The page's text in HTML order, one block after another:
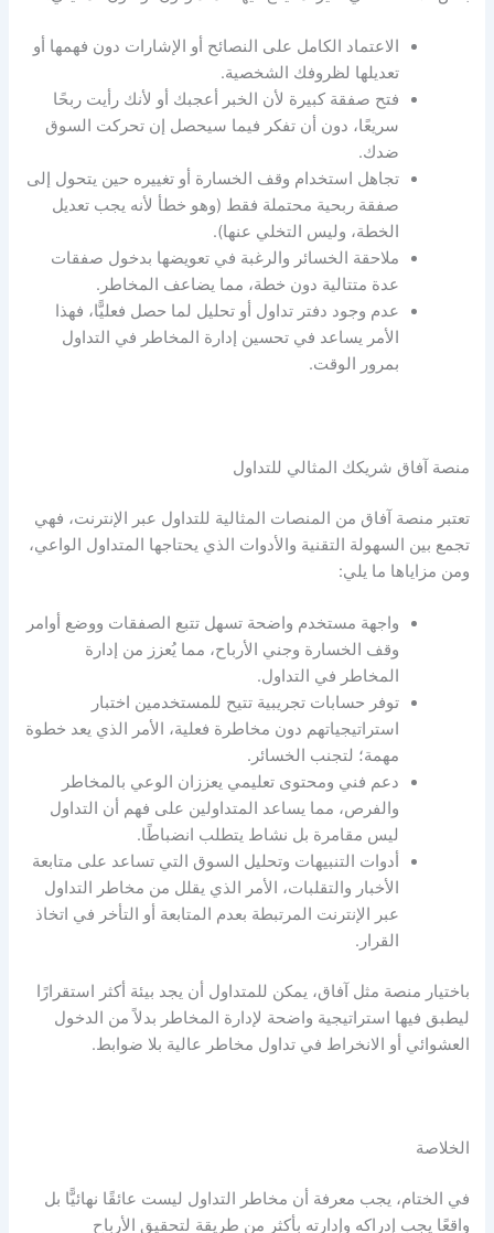
الاعتماد الكامل على النصائح أو الإشارات دون فهمها أو
تعديلها لظروفك الشخصية.
فتح صفقة كبيرة لأن الخبر أعجبك أو لأنك رأيت ربحًا
سريعًا، دون أن تفكر فيما سيحصل إن تحركت السوق
ضدك.
تجاهل استخدام وقف الخسارة أو تغييره حين يتحول إلى
صفقة ربحية محتملة فقط (وهو خطأ لأنه يجب تعديل
الخطة، وليس التخلي عنها).
ملاحقة الخسائر والرغبة في تعويضها بدخول صفقات
عدة متتالية دون خطة، مما يضاعف المخاطر.
عدم وجود دفتر تداول أو تحليل لما حصل فعليًّا، فهذا
الأمر يساعد في تحسين إدارة المخاطر في التداول
بمرور الوقت.
منصة آفاق شريكك المثالي للتداول
تعتبر منصة آفاق من المنصات المثالية للتداول عبر الإنترنت، فهي
تجمع بين السهولة التقنية والأدوات الذي يحتاجها المتداول الواعي،
ومن مزاياها ما يلي:
واجهة مستخدم واضحة تسهل تتبع الصفقات ووضع أوامر
وقف الخسارة وجني الأرباح، مما يُعزز من إدارة
المخاطر في التداول .
توفر حسابات تجريبية تتيح للمستخدمين اختبار
استراتيجياتهم دون مخاطرة فعلية، الأمر الذي يعد خطوة
مهمة؛ لتجنب الخسائر.
دعم فني ومحتوى تعليمي يعززان الوعي بالمخاطر
والفرص، مما يساعد المتداولين على فهم أن التداول
ليس مقامرة بل نشاط يتطلب انضباطًا.
أدوات التنبيهات وتحليل السوق التي تساعد على متابعة
الأخبار والتقلبات، الأمر الذي يقلل من مخاطر التداول
عبر الإنترنتالمرتبطة بعدم المتابعة أو التأخر في اتخاذ
القرار.
باختيار منصة مثل آفاق، يمكن للمتداول أن يجد بيئة أكثر استقرارًا
ليطبق فيها استراتيجية واضحة لإدارة المخاطر بدلاً من الدخول
العشوائي أو الانخراط في تداول مخاطر عالية بلا ضوابط.
الخلاصة
في الختام، يجب معرفة أن مخاطر التداول ليست عائقًا نهائيًّا بل
واقعًا يجب إدراكه وإدارته بأكثر من طريقة لتحقيق الأرباح